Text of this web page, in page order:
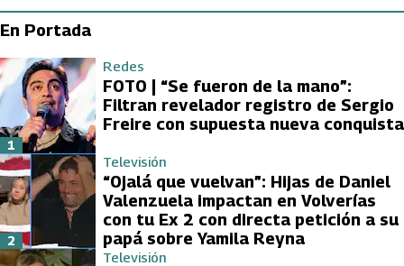
En Portada
Redes
FOTO | “Se fueron de la mano”:
Filtran revelador registro de Sergio
Freire con supuesta nueva conquista
1
Televisión
“Ojalá que vuelvan”: Hijas de Daniel
Valenzuela impactan en Volverías
con tu Ex 2 con directa petición a su
papá sobre Yamila Reyna
2
Televisión